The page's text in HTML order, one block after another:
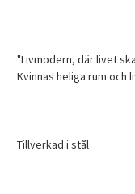
"Livmodern, där livet
Kvinnas heliga rum och
Tillverkad i stål